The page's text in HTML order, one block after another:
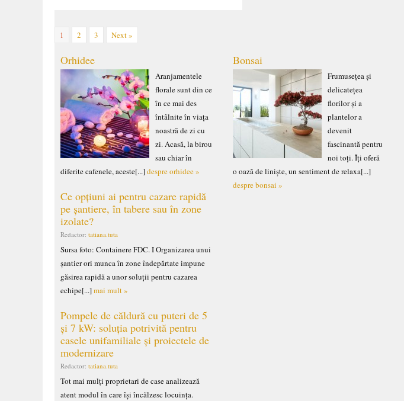
1 2 3 Next »
Orhidee
Aranjamentele
florale sunt din ce
în ce mai des
întâlnite în viața
noastră de zi cu
zi. Acasă, la birou
sau chiar în
diferite cafenele, aceste[...]despre orhidee »
Ce opțiuni ai pentru cazare rapidă
pe șantiere, în tabere sau în zone
izolate?
Redactor: tatiana.tuta
Sursa foto: Containere FDC. I Organizarea unui
șantier ori munca în zone îndepărtate impune
găsirea rapidă a unor soluții pentru cazarea
echipe[...]mai mult »
Pompele de căldură cu puteri de 5
și 7 kW: soluția potrivită pentru
casele unifamiliale și proiectele de
modernizare
Redactor: tatiana.tuta
Tot mai mulți proprietari de case analizează
atent modul în care își încălzesc locuința.
Bonsai
Frumusețea și
delicatețea
florilor și a
plantelor a
devenit
fascinantă pentru
noi toți. Îți oferă
o oază de liniște, un sentiment de relaxa[...]
despre bonsai »